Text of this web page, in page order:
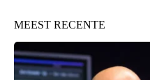
MEEST RECENTE